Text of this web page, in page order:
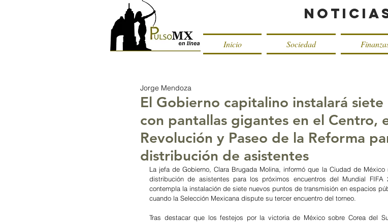
Inicio Sociedad
El Gobierno capitalino instalará
con pantallas gigantes en el Centro,
Revolución y Paseo de la Reforma
distribución de asistentes
Jorge Mendoza
La jefa de Gobierno, Clara Brugada Molina, informó que la Ciudad de
distribución de asistentes para los próximos encuentros del Mundial FIFA
contempla la instalación de siete nuevos puntos de transmisión en espacios
cuando la Selección Mexicana dispute su tercer encuentro del torneo.
Tras destacar que los festejos por la victoria de México sobre Corea del